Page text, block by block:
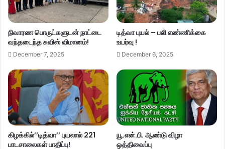
நிவாரண பொருட்களுடன் நாட்டை
வந்தடைந்த சுவிஸ் விமானம்!
December 7, 2025
டித்வா புயல் – பலி எண்ணிக்கை
உயர்வு !
December 6, 2025
கிழக்கில்’’டித்வா’’ புயலால் 221
பாடசாலைகள் பாதிப்பு!
யூ.என்.பி. ஆண்டு விழா
ஒத்திவைப்பு